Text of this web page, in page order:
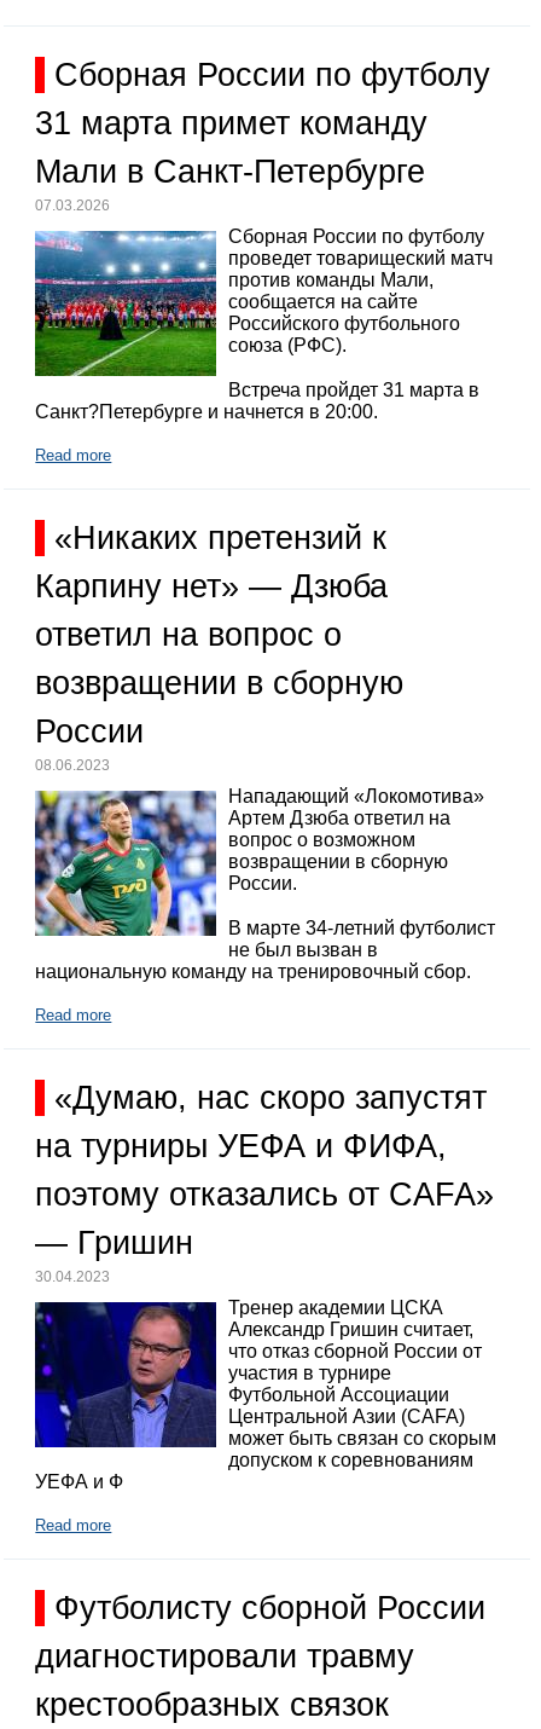
Сборная России по футболу
31 марта примет команду
Мали в Санкт-Петербурге
07.03.2026
Сборная России по футболу
проведет товарищеский матч
против команды Мали,
сообщается на сайте
Российского футбольного
союза (РФС).
Встреча пройдет 31 марта в
Санкт?Петербурге и начнется в 20:00.
Read more
«Никаких претензий к
Карпину нет» — Дзюба
ответил на вопрос о
возвращении в сборную
России
08.06.2023
Нападающий «Локомотива»
Артем Дзюба ответил на
вопрос о возможном
возвращении в сборную
России.
В марте 34-летний футболист
не был вызван в
национальную команду на тренировочный сбор.
Read more
«Думаю, нас скоро запустят
на турниры УЕФА и ФИФА,
поэтому отказались от CAFA»
— Гришин
30.04.2023
Тренер академии ЦСКА
Александр Гришин считает,
что отказ сборной России от
участия в турнире
Футбольной Ассоциации
Центральной Азии (CAFA)
может быть связан со скорым
допуском к соревнованиям
УЕФА и Ф
Read more
Футболисту сборной России
диагностировали травму
крестообразных связок